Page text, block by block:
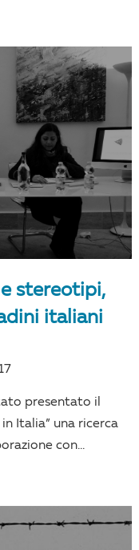
stereotipi,
italiani
presentato il
Italia” una ricerca
con...